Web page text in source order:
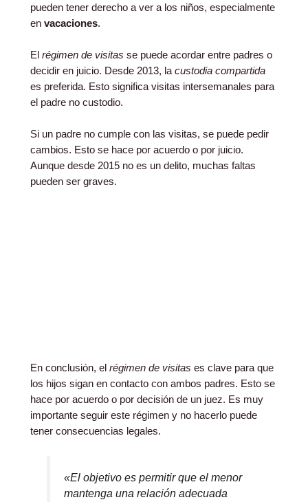
pueden tener derecho a ver a los niños, especialmente
en vacaciones.
El régimen de visitas se puede acordar entre padres o
decidir en juicio. Desde 2013, la custodia compartida
es preferida. Esto significa visitas intersemanales para
el padre no custodio.
Si un padre no cumple con las visitas, se puede pedir
cambios. Esto se hace por acuerdo o por juicio.
Aunque desde 2015 no es un delito, muchas faltas
pueden ser graves.
En conclusión, el régimen de visitas es clave para que
los hijos sigan en contacto con ambos padres. Esto se
hace por acuerdo o por decisión de un juez. Es muy
importante seguir este régimen y no hacerlo puede
tener consecuencias legales.
«El objetivo es permitir que el menor
mantenga una relación adecuada